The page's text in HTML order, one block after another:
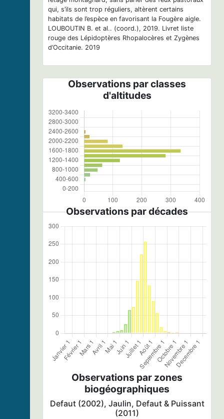
qui, s’ils sont trop réguliers, altèrent certains
habitats de l’espèce en favorisant la Fougère aigle.
LOUBOUTIN B. et al.. (coord.), 2019. Livret liste
rouge des Lépidoptères Rhopalocères et Zygènes
d’Occitanie. 2019
Observations par classes
d'altitudes
Observations par décades
Observations par zones
biogéographiques
Defaut (2002), Jaulin, Defaut & Puissant
(2011)